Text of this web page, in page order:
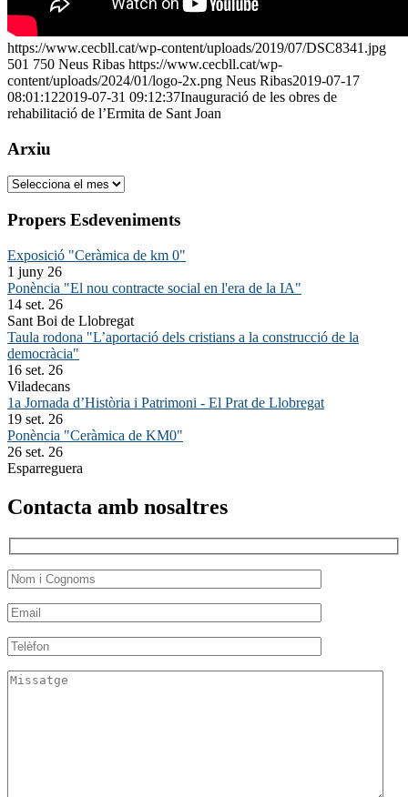
https://www.cecbll.cat/wp-content/uploads/2019/07/DSC8341.jpg
501 750 Neus Ribas https://www.cecbll.cat/wp-
content/uploads/2024/01/logo-2x.png Neus Ribas2019-07-17
08:01:122019-07-31 09:12:37Inauguració de les obres de
rehabilitació de l’Ermita de Sant Joan
Arxiu
Arxiu
Propers Esdeveniments
Exposició "Ceràmica de km 0"
1 juny 26
Ponència "El nou contracte social en l'era de la IA"
14 set. 26
Sant Boi de Llobregat
Taula rodona "L’aportació dels cristians a la construcció de la
democràcia"
16 set. 26
Viladecans
1a Jornada d’Història i Patrimoni - El Prat de Llobregat
19 set. 26
Ponència "Ceràmica de KM0"
26 set. 26
Esparreguera
Contacta amb nosaltres